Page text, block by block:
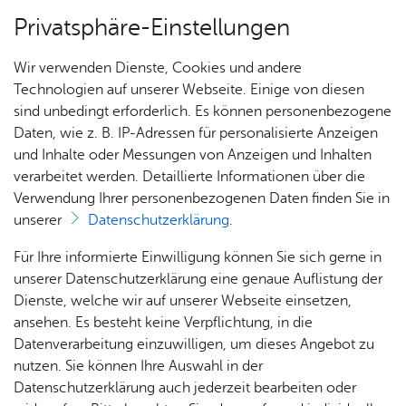
Über­sicht Bür­ger & Stadt
Rat­
haus &
Bür­
ger­
ser­vice
Rat­
häu­ser
Nach­
rich­
ten,
Vi­de­os
& Bil­
der
Me­di­
Jobs
Stel­
len­an­
ge­bo­te
Aus­bil­
dung &
Stu­di­
Bauen
& Um­
welt
Geo­
da­ten
Ge­
sund­
heit &
kum
Dienst­leis­tun­gen A–Z
Vor­le­sen
Bau­ge­neh­mi­gung - Nut­
zungs­än­de­rung einer bau­li­
chen An­la­ge be­an­tra­gen
Sie möchten die Nutzung einer baulichen Anlage ändern
lassen? Dafür kommen ein Kenntnisgabeverfahren oder
Privatsphäre-Einstellungen
Wir verwenden Dienste, Cookies und andere
Technologien auf unserer Webseite. Einige von diesen
sind unbedingt erforderlich. Es können personenbezogene
Daten, wie z. B. IP-Adressen für personalisierte Anzeigen
und Inhalte oder Messungen von Anzeigen und Inhalten
verarbeitet werden. Detaillierte Informationen über die
Verwendung Ihrer personenbezogenen Daten finden Sie in
unserer
Datenschutzerklärung.
Für Ihre informierte Einwilligung können Sie sich gerne in
unserer Datenschutzerklärung eine genaue Auflistung der
Dienste, welche wir auf unserer Webseite einsetzen,
ansehen. Es besteht keine Verpflichtung, in die
Datenverarbeitung einzuwilligen, um dieses Angebot zu
nutzen. Sie können Ihre Auswahl in der
Datenschutzerklärung auch jederzeit bearbeiten oder